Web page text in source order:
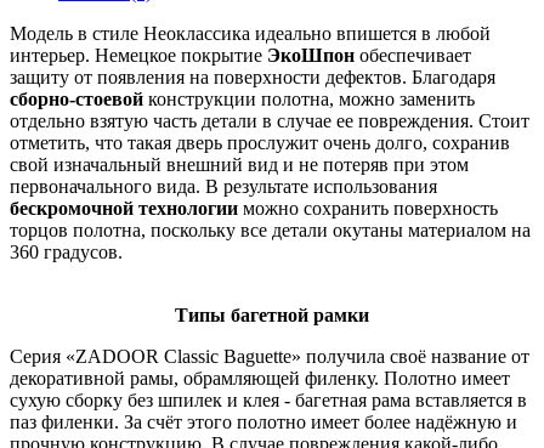
Модель в стиле Неоклассика идеально впишется в любой
интерьер. Немецкое покрытие ЭкоШпон обеспечивает
защиту от появления на поверхности дефектов. Благодаря
сборно-стоевой конструкции полотна, можно заменить
отдельно взятую часть детали в случае ее повреждения. Стоит
отметить, что такая дверь прослужит очень долго, сохранив
свой изначальный внешний вид и не потеряв при этом
первоначального вида. В результате использования
бескромочной технологии можно сохранить поверхность
торцов полотна, поскольку все детали окутаны материалом на
360 градусов.
Типы багетной рамки
Серия «ZADOOR Classic Baguette» получила своё название от
декоративной рамы, обрамляющей филенку. Полотно имеет
сухую сборку без шпилек и клея - багетная рама вставляется в
паз филенки. За счёт этого полотно имеет более надёжную и
прочную конструкцию. В случае повреждения какой-либо